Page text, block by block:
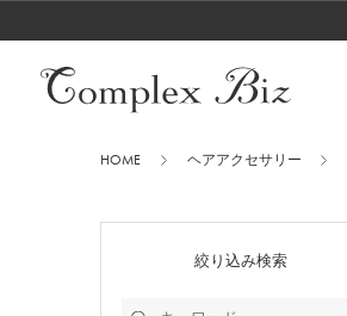
HOME ヘアアクセサリー
絞り込み検索